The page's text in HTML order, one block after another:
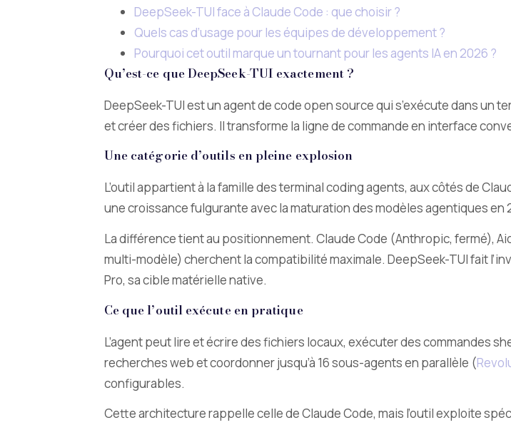
DeepSeek-TUI face à Claude Code : que choisir ?
Quels cas d’usage pour les équipes de développement ?
Pourquoi cet outil marque un tournant pour les agents IA en 2026 ?
Qu’est-ce que DeepSeek-TUI exactement ?
DeepSeek-TUI est un agent de code open source qui s’exécute dans un
et créer des fichiers. Il transforme la ligne de commande en interface
Une catégorie d’outils en pleine explosion
L’outil appartient à la famille des terminal coding agents, aux côtés de
une croissance fulgurante avec la maturation des modèles agentiques en
La différence tient au positionnement. Claude Code (Anthropic, fermé),
multi-modèle) cherchent la compatibilité maximale. DeepSeek-TUI fait
Pro, sa cible matérielle native.
Ce que l’outil exécute en pratique
L’agent peut lire et écrire des fichiers locaux, exécuter des commandes
recherches web et coordonner jusqu’à 16 sous-agents en parallèle (
configurables.
Cette architecture rappelle celle de Claude Code, mais l’outil exploite